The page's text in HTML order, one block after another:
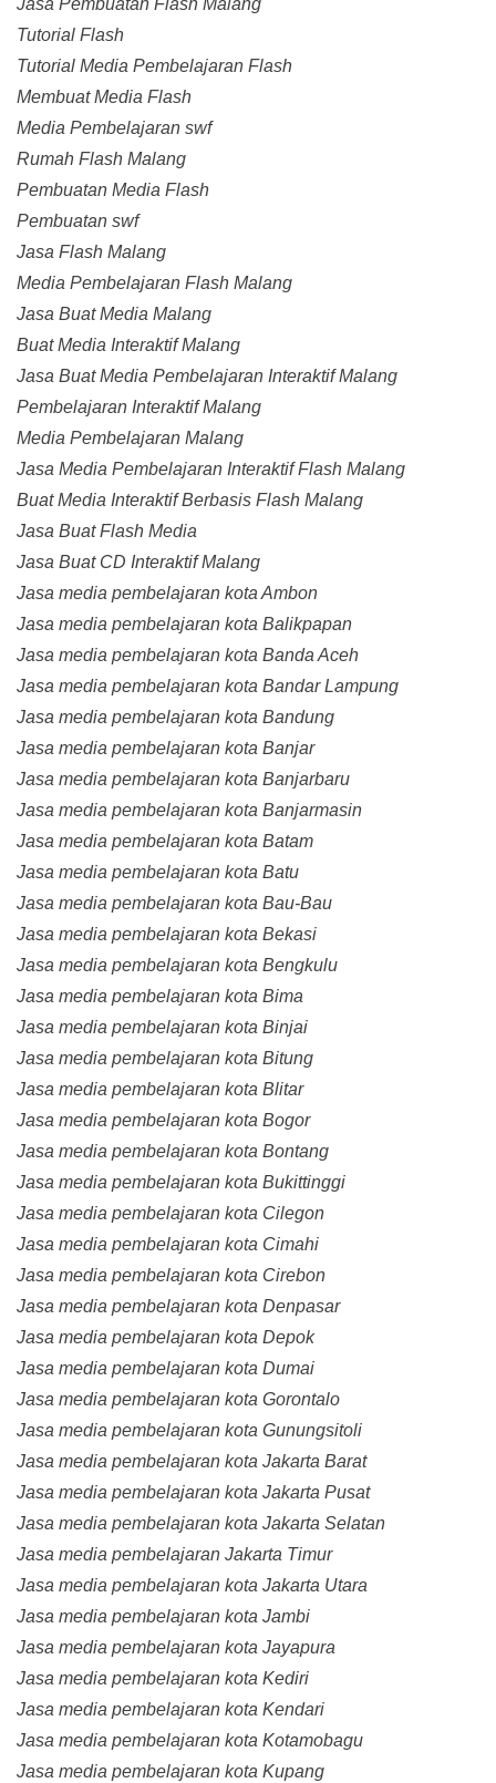
Jasa Pembuatan Flash Malang
Tutorial Flash
Tutorial Media Pembelajaran Flash
Membuat Media Flash
Media Pembelajaran swf
Rumah Flash Malang
Pembuatan Media Flash
Pembuatan swf
Jasa Flash Malang
Media Pembelajaran Flash Malang
Jasa Buat Media Malang
Buat Media Interaktif Malang
Jasa Buat Media Pembelajaran Interaktif Malang
Pembelajaran Interaktif Malang
Media Pembelajaran Malang
Jasa Media Pembelajaran Interaktif Flash Malang
Buat Media Interaktif Berbasis Flash Malang
Jasa Buat Flash Media
Jasa Buat CD Interaktif Malang
Jasa media pembelajaran kota Ambon
Jasa media pembelajaran kota Balikpapan
Jasa media pembelajaran kota Banda Aceh
Jasa media pembelajaran kota Bandar Lampung
Jasa media pembelajaran kota Bandung
Jasa media pembelajaran kota Banjar
Jasa media pembelajaran kota Banjarbaru
Jasa media pembelajaran kota Banjarmasin
Jasa media pembelajaran kota Batam
Jasa media pembelajaran kota Batu
Jasa media pembelajaran kota Bau-Bau
Jasa media pembelajaran kota Bekasi
Jasa media pembelajaran kota Bengkulu
Jasa media pembelajaran kota Bima
Jasa media pembelajaran kota Binjai
Jasa media pembelajaran kota Bitung
Jasa media pembelajaran kota Blitar
Jasa media pembelajaran kota Bogor
Jasa media pembelajaran kota Bontang
Jasa media pembelajaran kota Bukittinggi
Jasa media pembelajaran kota Cilegon
Jasa media pembelajaran kota Cimahi
Jasa media pembelajaran kota Cirebon
Jasa media pembelajaran kota Denpasar
Jasa media pembelajaran kota Depok
Jasa media pembelajaran kota Dumai
Jasa media pembelajaran kota Gorontalo
Jasa media pembelajaran kota Gunungsitoli
Jasa media pembelajaran kota Jakarta Barat
Jasa media pembelajaran kota Jakarta Pusat
Jasa media pembelajaran kota Jakarta Selatan
Jasa media pembelajaran Jakarta Timur
Jasa media pembelajaran kota Jakarta Utara
Jasa media pembelajaran kota Jambi
Jasa media pembelajaran kota Jayapura
Jasa media pembelajaran kota Kediri
Jasa media pembelajaran kota Kendari
Jasa media pembelajaran kota Kotamobagu
Jasa media pembelajaran kota Kupang